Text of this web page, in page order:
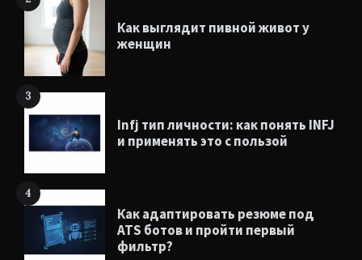
Как выглядит пивной живот у
женщин
3
Infj тип личности: как понять INFJ
и применять это с пользой
4
Как адаптировать резюме под
ATS ботов и пройти первый
фильтр?